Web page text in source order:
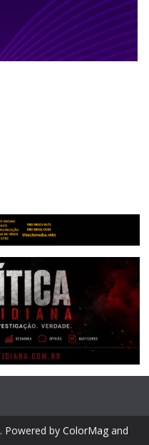
. Powered by ColorMag and